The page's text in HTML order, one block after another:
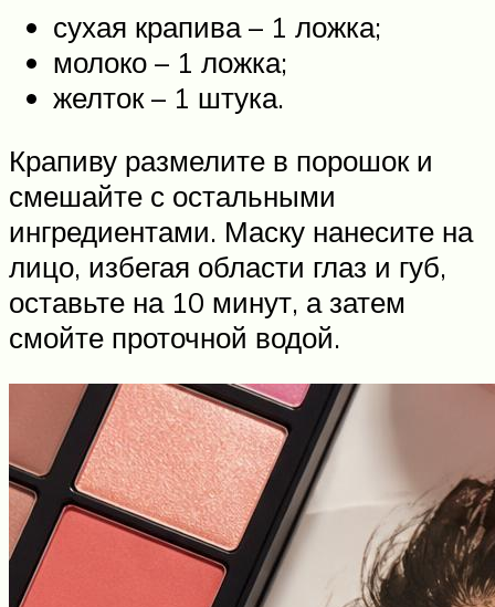
сухая крапива – 1 ложка;
молоко – 1 ложка;
желток – 1 штука.
Крапиву размелите в порошок и
смешайте с остальными
ингредиентами. Маску нанесите на
лицо, избегая области глаз и губ,
оставьте на 10 минут, а затем
смойте проточной водой.